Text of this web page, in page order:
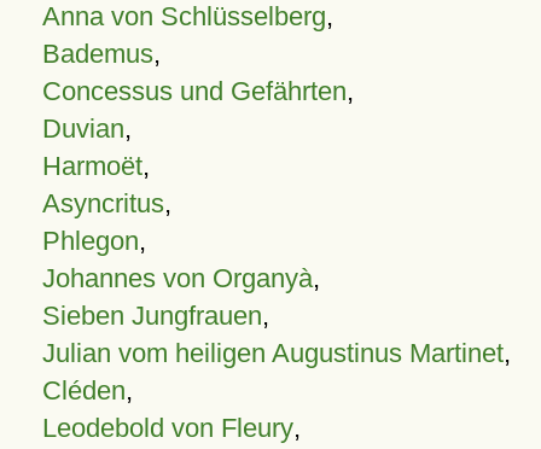
Anna von Schlüsselberg,
Bademus,
Concessus und Gefährten,
Duvian,
Harmoët,
Asyncritus,
Phlegon,
Johannes von Organyà,
Sieben Jungfrauen,
Julian vom heiligen Augustinus Martinet,
Cléden,
Leodebold von Fleury,